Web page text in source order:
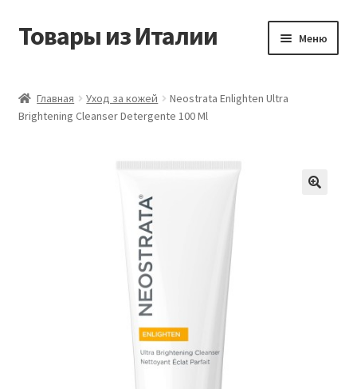
Перейти
Перейти
Товары из Италии Меню
Виды доставки
Главная Уход за кожей
Neostrata Enlighten Ultra
Brightening Cleanser Detergente 100 Ml